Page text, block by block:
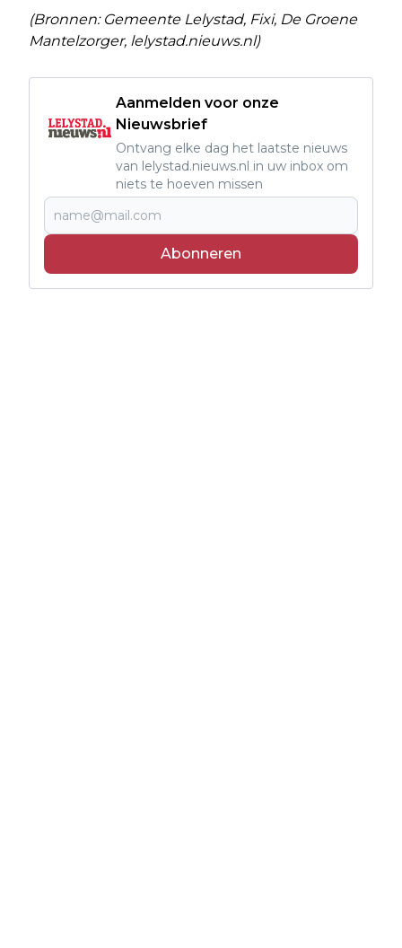
(Bronnen: Gemeente Lelystad, Fixi, De Groene
Mantelzorger, lelystad.nieuws.nl)
Aanmelden voor onze
Nieuwsbrief
Ontvang elke dag het laatste nieuws
van lelystad.nieuws.nl in uw inbox om
niets te hoeven missen
Abonneren